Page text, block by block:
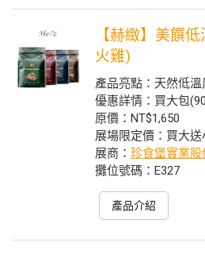
【赫緻】美饌
火雞)
產品亮點：天然低
優惠詳情：買大包
原價：NT$1,650
展場限定價：買大送
展商： 珍食堡實業股
攤位號碼：E327
產品介紹